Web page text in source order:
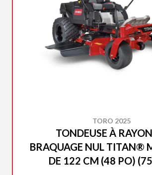
TORO 2025
TONDEUSE À
BRAQUAGE NUL TITAN®
DE 122 CM (48 PO)